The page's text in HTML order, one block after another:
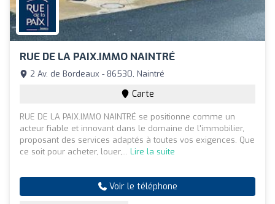
RUE DE LA PAIX.IMMO NAINTRÉ
2 Av. de Bordeaux - 86530, Naintré
Carte
RUE DE LA PAIX.IMMO NAINTRÉ se positionne comme un
acteur fiable et innovant dans le domaine de l'immobilier,
proposant des services adaptés à toutes vos exigences. Que
ce soit pour acheter, louer,... Lire la suite
Voir le téléphone